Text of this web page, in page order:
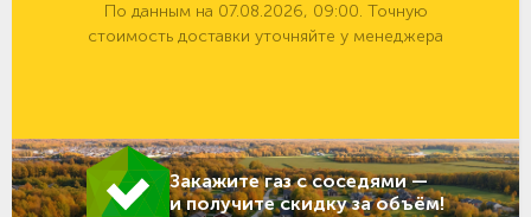
По данным на 07.08.2026, 09:00. Точную
стоимость доставки уточняйте у менеджера
Закажите газ с соседями —
и получите скидку за объём!